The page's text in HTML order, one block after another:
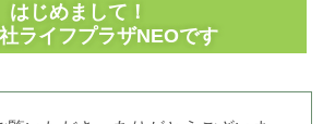
はじめまして！
ライフプラザNEOです